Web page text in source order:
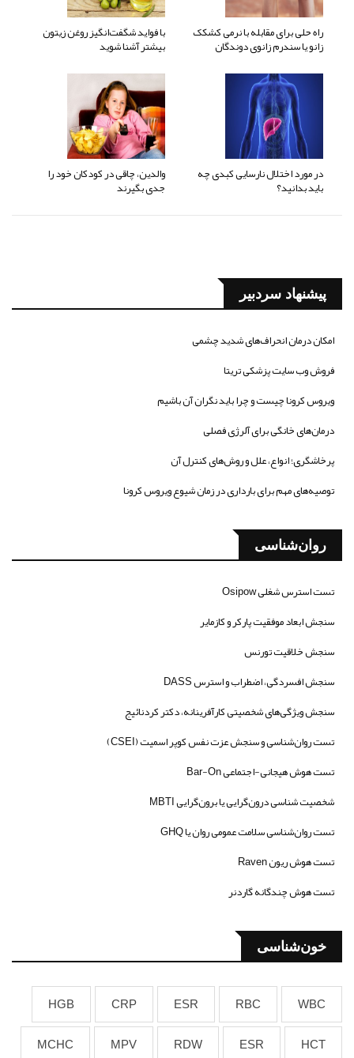
راه حلی برای مقابله با نرمی کشکک
زانو یا سندرم زانوی دوندگان
با فواید شگفت‌انگیز روغن زیتون
بیشتر آشنا شوید
در مورد اختلال نارسایی کبدی چه
باید بدانید؟
والدین، چاقی در کودکان خود را
جدی بگیرند
پیشنهاد سردبیر
امکان درمان انحراف‌های شدید چشمی
فروش وب سایت پزشکی تریتا
ویروس کرونا چیست و چرا باید نگران آن باشیم
درمان‌های خانگی برای آلرژی فصلی
پرخاشگری؛ انواع، علل و روش‌های کنترل آن
توصیه‌های مهم برای بارداری در زمان شیوع ویروس کرونا
روان‌شناسی
تست استرس شغلی Osipow
سنجش ابعاد موفقیت پارکر و کازمایر
سنجش خلاقیت تورنس
سنجش افسردگی، اضطراب و استرس DASS
سنجش ویژگی‌های شخصیتی کارآفرینانه، دکتر کردنائیج
تست روان‌شناسی و سنجش عزت نفس کوپر اسمیت (CSEI)
تست هوش هیجانی-اجتماعی Bar-On
شخصیت شناسی درون‌گرایی یا برون‌گرایی MBTI
تست روان‌شناسی سلامت عمومی روان یا GHQ
تست هوش ریون Raven
تست هوش چندگانه گاردنر
خون‌شناسی
WBC
RBC
ESR
CRP
HGB
HCT
ESR
RDW
MPV
MCHC